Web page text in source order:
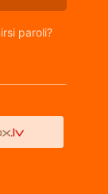
paroli?